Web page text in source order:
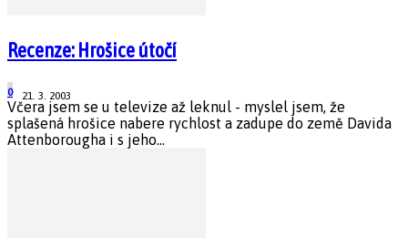
Recenze: Hrošice útočí
21. 3. 2003
0
Včera jsem se u televize až leknul - myslel jsem, že
splašená hrošice nabere rychlost a zadupe do země Davida
Attenborougha i s jeho...